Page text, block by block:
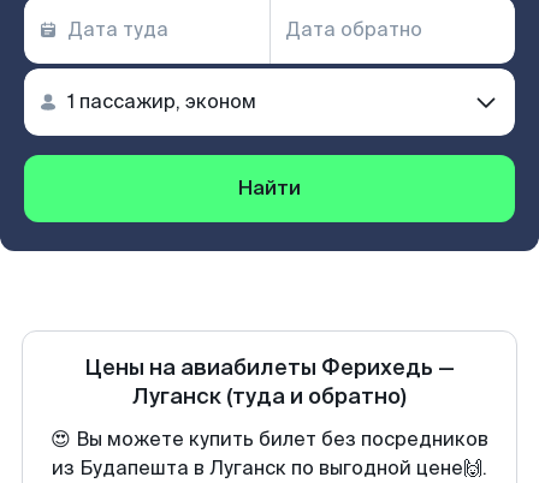
Найти
Цены на авиабилеты Ферихедь —
Луганск (туда и обратно)
😍 Вы можете купить билет без посредников
из Будапешта в Луганск по выгодной цене🙌.